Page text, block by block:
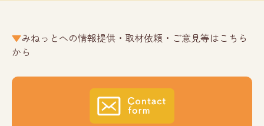
みねっとへの情報提供・取材依頼・ご意見等はこちら
から